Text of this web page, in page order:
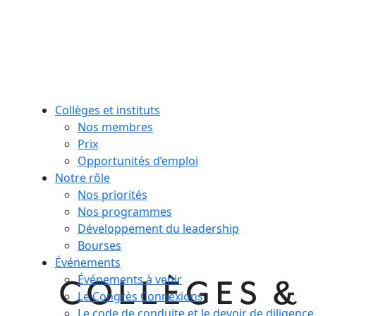
Collèges et instituts
Nos membres
Prix
Opportunités d’emploi
Notre rôle
Nos priorités
Nos programmes
Développement du leadership
Bourses
Événements
Événements à venir
Le Congrès Connexions